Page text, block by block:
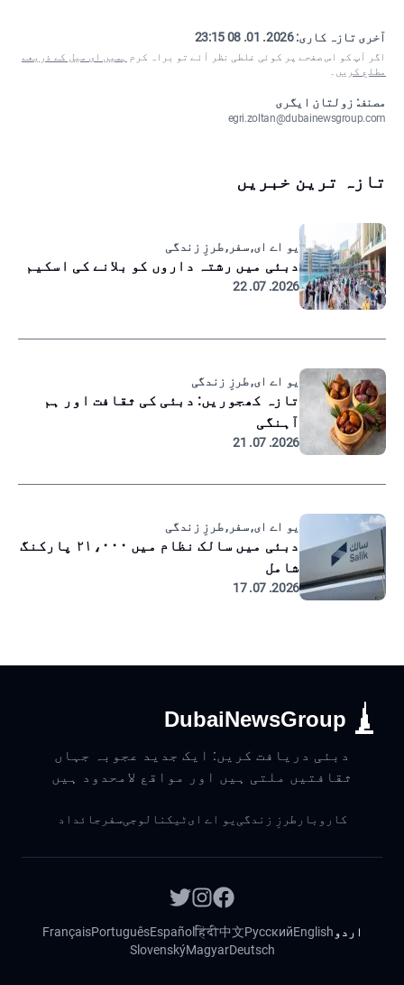
آخری تازہ کاری:2026. 01. 08 23:15
اگر آپ کو اس صفحے پر کوئی غلطی نظر آئے تو براہ کرم ہمیں ای میل کے ذریعے
مطلع کریں ۔
مصنف: زولتان ایگری
egri.zoltan@dubainewsgroup.com
تازہ ترین خبریں
یو اے ای, سفر, طرزِ زندگی
دبئی میں رشتہ داروں کو بلانے کی اسکیم
2026. 07. 22
یو اے ای, طرزِ زندگی
تازہ کھجوریں: دبئی کی ثقافت اور ہم
آہنگی
2026. 07. 21
یو اے ای, سفر, طرزِ زندگی
دبئی میں سالک نظام میں ۲۱،۰۰۰ پارکنگ
شامل
2026. 07. 17
DubaiNewsGroup
دبئی دریافت کریں: ایک جدید عجوبہ جہاں
ثقافتیں ملتی ہیں اور مواقع لامحدود ہیں
کاروبار طرزِ زندگی یو اے ایٹیکنالوجیسفر جائداد
اردو English
Русский
中文
हिंदी
Español
Português
Français
Deutsch
Magyar
Slovenský